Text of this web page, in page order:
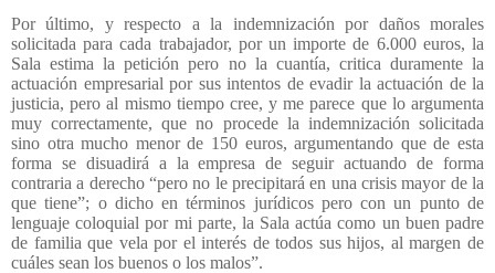
Por último, y respecto a la indemnización por daños morales
solicitada para cada trabajador, por un importe de 6.000 euros, la
Sala estima la petición pero no la cuantía, critica duramente la
actuación empresarial por sus intentos de evadir la actuación de la
justicia, pero al mismo tiempo cree, y me parece que lo argumenta
muy correctamente, que no procede la indemnización solicitada
sino otra mucho menor de 150 euros, argumentando que de esta
forma se disuadirá a la empresa de seguir actuando de forma
contraria a derecho “pero no le precipitará en una crisis mayor de la
que tiene”; o dicho en términos jurídicos pero con un punto de
lenguaje coloquial por mi parte, la Sala actúa como un buen padre
de familia que vela por el interés de todos sus hijos, al margen de
cuáles sean los buenos o los malos”.